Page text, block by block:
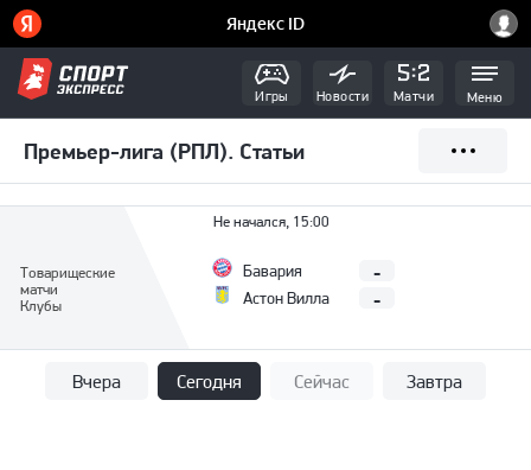
Игры Новости Матчи Меню
Премьер-лига (РПЛ). Статьи
Товарищеские
матчи
Клубы
Не начался, 15:00
Бавария
Астон Вилла
-
-
Вчера Сегодня Сейчас Завтра